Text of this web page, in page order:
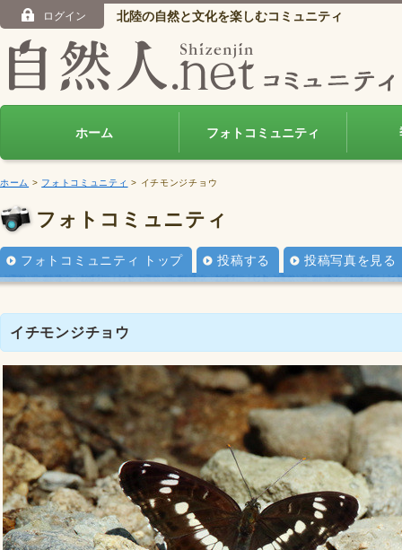
ログイン 北陸の自然と文化を楽しむコミュニティ
ホーム フォトコミュニティ
ホーム > フォトコミュニティ > イチモンジチョウ
フォトコミュニティ
フォトコミュニティ トップ 投稿する 投稿写真を見る
イチモンジチョウ